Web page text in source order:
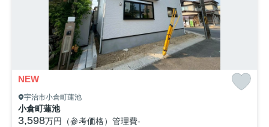
NEW
宇治市小倉町蓮池
小倉町蓮池
3,598万円（参考価格） 管理費-